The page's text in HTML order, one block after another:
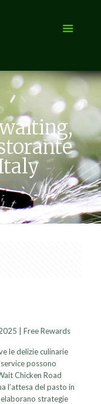
le delizie culinarie
possono
Chicken Road
l’attesa del pasto in
strategie